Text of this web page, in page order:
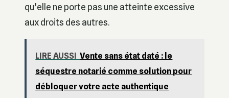
qu’elle ne porte pas une atteinte excessive
aux droits des autres.
LIRE AUSSI Vente sans état daté : le
séquestre notarié comme solution pour
débloquer votre acte authentique